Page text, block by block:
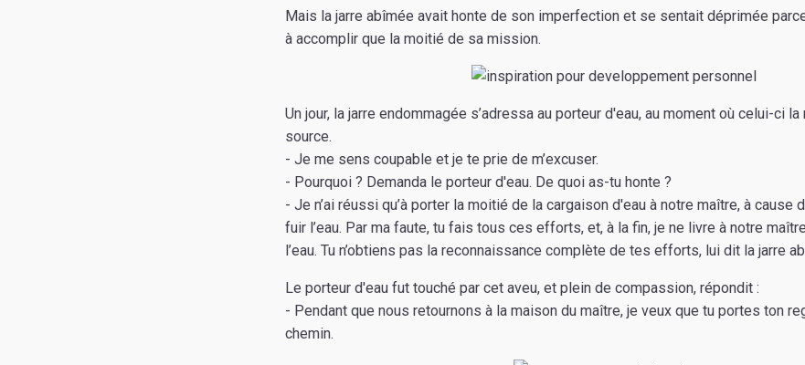
Mais la jarre abîmée avait honte de son imperfection et se sentait déprimée
à accomplir que la moitié de sa mission.
Un jour, la jarre endommagée s’adressa au porteur d'eau, au moment où celui-ci
source.
- Je me sens coupable et je te prie de m’excuser.
- Pourquoi ? Demanda le porteur d'eau. De quoi as-tu honte ?
- Je n’ai réussi qu’à porter la moitié de la cargaison d'eau à notre maître, à cause
fuir l’eau. Par ma faute, tu fais tous ces efforts, et, à la fin, je ne livre à notre
l’eau. Tu n’obtiens pas la reconnaissance complète de tes efforts, lui dit la jarre
Le porteur d'eau fut touché par cet aveu, et plein de compassion, répondit :
- Pendant que nous retournons à la maison du maître, je veux que tu portes ton
chemin.